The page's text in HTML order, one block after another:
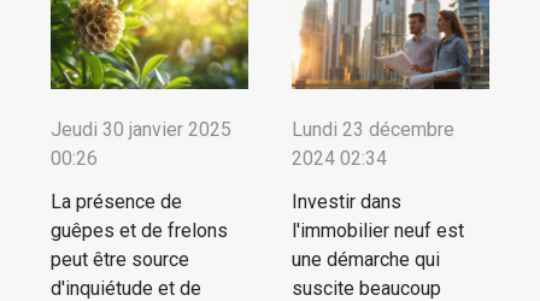
Jeudi 30 janvier 2025
00:26
La présence de
guêpes et de frelons
peut être source
d'inquiétude et de
Lundi 23 décembre
2024 02:34
Investir dans
l'immobilier neuf est
une démarche qui
suscite beaucoup